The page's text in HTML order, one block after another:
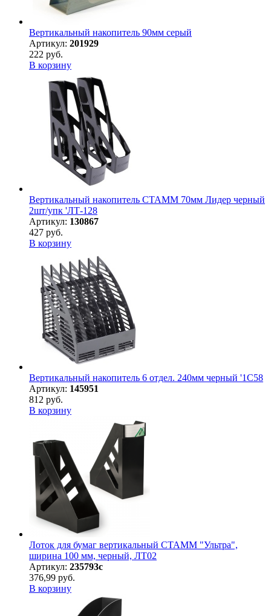
Вертикальный накопитель 90мм серый
Артикул: 201929
222 руб.
В корзину
Вертикальный накопитель СТАММ 70мм Лидер черный
2шт/упк 'ЛТ-128
Артикул: 130867
427 руб.
В корзину
Вертикальный накопитель 6 отдел. 240мм черный '1C58
Артикул: 145951
812 руб.
В корзину
Лоток для бумаг вертикальный СТАММ "Ультра",
ширина 100 мм, черный, ЛТ02
Артикул: 235793с
376,99 руб.
В корзину